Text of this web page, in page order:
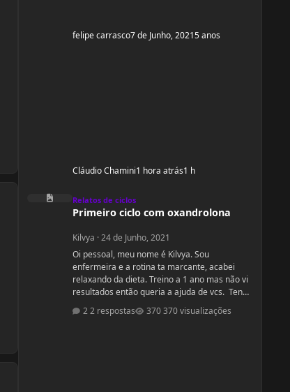
felipe carrasco7 de Junho, 20215 anos
Cláudio Chamini1 hora atrás1 h
Primeiro ciclo com oxandrolona
Relatos de ciclos
Primeiro ciclo com oxandrolona
Kilvya ·24 de Junho, 2021
Oi pessoal, meu nome é Kilvya. Sou
enfermeira e a rotina ta marcante, acabei
relaxando da dieta. Treino a 1 ano mas não vi
resultados então queria a ajuda de vcs. Tenho
urgente! Vou mudar a dieta e as séries, então
2 respostas 370 visualizações